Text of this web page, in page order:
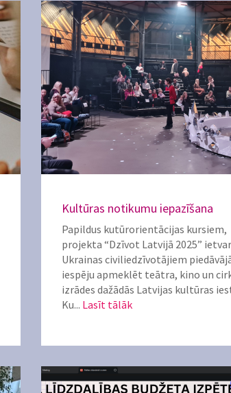
Kultūras notikumu iepazīšana
Papildus kutūrorientācijas kursiem,
projekta “Dzīvot Latvijā 2025”
Ukrainas civiliedzīvotājiem
iespēju apmeklēt teātra, kino un
izrādes dažādās Latvijas kultūras
Ku... Lasīt tālāk